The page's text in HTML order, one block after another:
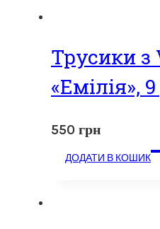
Трусики з
«Емілія»,
550 грн
ДОДАТИ В КОШИК